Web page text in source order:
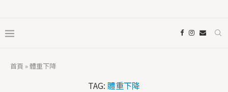
首頁 »體重下降
TAG: 體重下降